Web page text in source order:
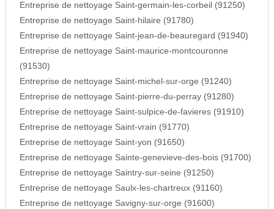
Entreprise de nettoyage Saint-germain-les-corbeil (91250)
Entreprise de nettoyage Saint-hilaire (91780)
Entreprise de nettoyage Saint-jean-de-beauregard (91940)
Entreprise de nettoyage Saint-maurice-montcouronne
(91530)
Entreprise de nettoyage Saint-michel-sur-orge (91240)
Entreprise de nettoyage Saint-pierre-du-perray (91280)
Entreprise de nettoyage Saint-sulpice-de-favieres (91910)
Entreprise de nettoyage Saint-vrain (91770)
Entreprise de nettoyage Saint-yon (91650)
Entreprise de nettoyage Sainte-genevieve-des-bois (91700)
Entreprise de nettoyage Saintry-sur-seine (91250)
Entreprise de nettoyage Saulx-les-chartreux (91160)
Entreprise de nettoyage Savigny-sur-orge (91600)